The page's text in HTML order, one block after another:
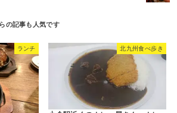
ランチ 北九州食べ歩き